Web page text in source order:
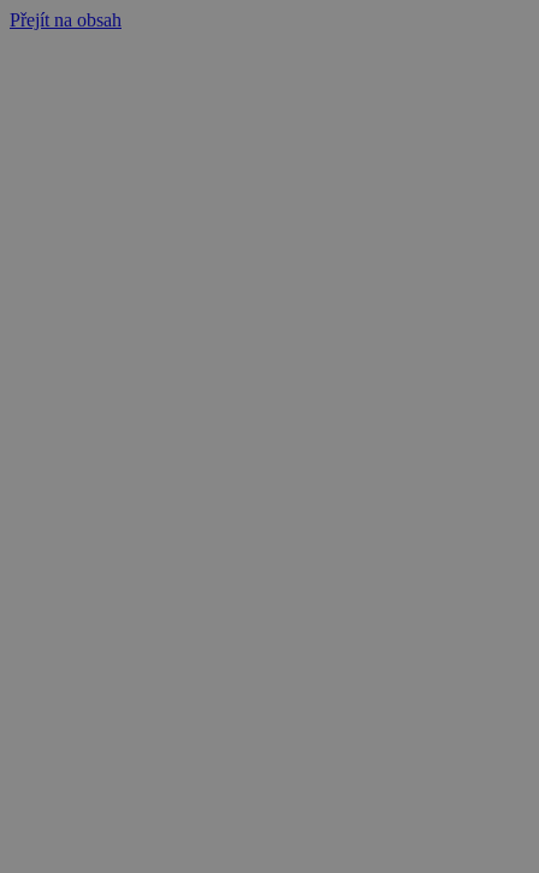
Přejít na obsah